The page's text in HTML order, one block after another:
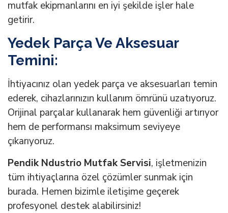
mutfak ekipmanlarını en iyi şekilde işler hale
getirir.
Yedek Parça Ve Aksesuar
Temini:
İhtiyacınız olan yedek parça ve aksesuarları temin
ederek, cihazlarınızın kullanım ömrünü uzatıyoruz.
Orijinal parçalar kullanarak hem güvenliği artırıyor
hem de performansı maksimum seviyeye
çıkarıyoruz.
Pendik Ndustrio Mutfak Servisi, işletmenizin
tüm ihtiyaçlarına özel çözümler sunmak için
burada. Hemen bizimle iletişime geçerek
profesyonel destek alabilirsiniz!